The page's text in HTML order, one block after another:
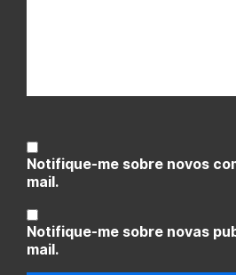
Notifique-me sobre novos
mail.
Notifique-me sobre novas
mail.